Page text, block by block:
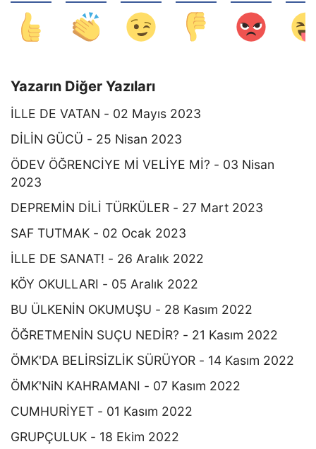
Yazarın Diğer Yazıları
İLLE DE VATAN - 02 Mayıs 2023
DİLİN GÜCÜ - 25 Nisan 2023
ÖDEV ÖĞRENCİYE Mİ VELİYE Mİ? - 03 Nisan
2023
DEPREMİN DİLİ TÜRKÜLER - 27 Mart 2023
SAF TUTMAK - 02 Ocak 2023
İLLE DE SANAT! - 26 Aralık 2022
KÖY OKULLARI - 05 Aralık 2022
BU ÜLKENİN OKUMUŞU - 28 Kasım 2022
ÖĞRETMENİN SUÇU NEDİR? - 21 Kasım 2022
ÖMK'DA BELİRSİZLİK SÜRÜYOR - 14 Kasım 2022
ÖMK'NiN KAHRAMANI - 07 Kasım 2022
CUMHURİYET - 01 Kasım 2022
GRUPÇULUK - 18 Ekim 2022